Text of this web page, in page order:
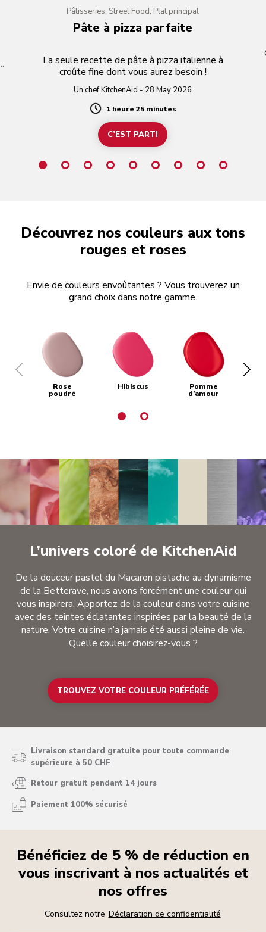
Pâtisseries, Street Food, Plat principal
Pâte à pizza parfaite
La seule recette de pâte à pizza italienne à
croûte fine dont vous aurez besoin !
Un chef KitchenAid - 28 May 2026
Duration
1 heure 25 minutes
C’EST PARTI
Découvrez nos couleurs aux tons
rouges et roses
Envie de couleurs envoûtantes ? Vous trouverez un
grand choix dans notre gamme.
Rose
poudré
Hibiscus Pomme
d’amour
L’univers coloré de KitchenAid
De la douceur pastel du Macaron pistache au dynamisme
de la Betterave, nous avons forcément une couleur qui
vous inspirera. Apportez de la couleur dans votre cuisine
avec des teintes éclatantes inspirées par la beauté de la
nature. Votre cuisine n’a jamais été aussi pleine de vie.
Quelle couleur choisirez-vous ?
TROUVEZ VOTRE COULEUR PRÉFÉRÉE
Livraison standard gratuite pour toute commande
supérieure à 50 CHF
Retour gratuit pendant 14 jours
Paiement 100% sécurisé
Bénéficiez de 5 % de réduction en
vous inscrivant à nos actualités et
nos offres
Consultez notre Déclaration de confidentialité